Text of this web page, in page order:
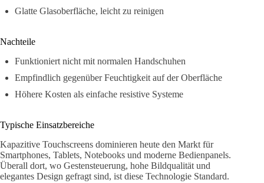
Glatte Glasoberfläche, leicht zu reinigen
Nachteile
Funktioniert nicht mit normalen Handschuhen
Empfindlich gegenüber Feuchtigkeit auf der Oberfläche
Höhere Kosten als einfache resistive Systeme
Typische Einsatzbereiche
Kapazitive Touchscreens dominieren heute den Markt für
Smartphones, Tablets, Notebooks und moderne Bedienpanels.
Überall dort, wo Gestensteuerung, hohe Bildqualität und
elegantes Design gefragt sind, ist diese Technologie Standard.